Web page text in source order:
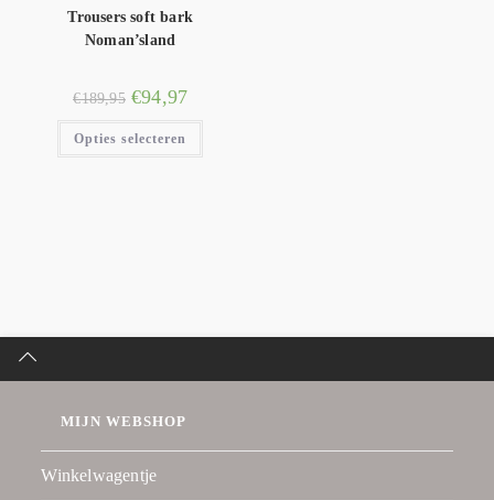
Trousers soft bark
Noman’sland
€189,95 €94,97
Opties selecteren
MIJN WEBSHOP
Winkelwagentje